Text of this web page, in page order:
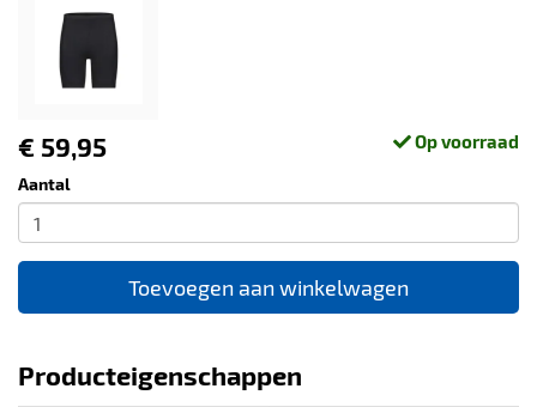
€ 59,95 Op voorraad
Aantal
Toevoegen aan winkelwagen
Producteigenschappen